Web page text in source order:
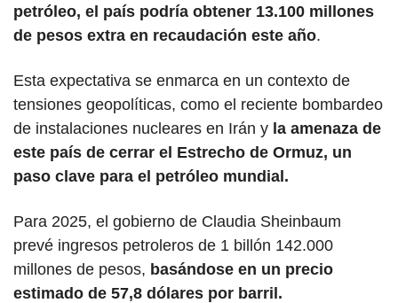
petróleo, el país podría obtener 13.100 millones
de pesos extra en recaudación este año.
Esta expectativa se enmarca en un contexto de
tensiones geopolíticas, como el reciente bombardeo
de instalaciones nucleares en Irán y la amenaza de
este país de cerrar el Estrecho de Ormuz, un
paso clave para el petróleo mundial.
Para 2025, el gobierno de Claudia Sheinbaum
prevé ingresos petroleros de 1 billón 142.000
millones de pesos, basándose en un precio
estimado de 57,8 dólares por barril.